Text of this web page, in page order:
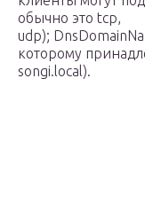
обычно это tcp,
udp);
которому
songi.local).